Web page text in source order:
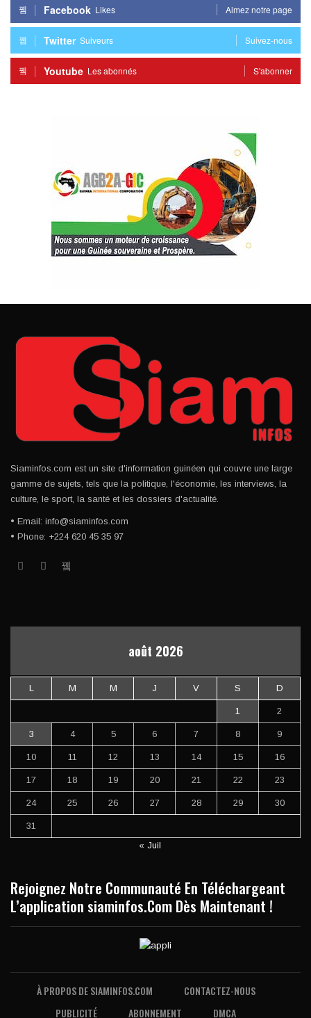
Facebook Likes Aimez notre page
Twitter Suiveurs Suivez-nous
Youtube Les abonnés S'abonner
Siaminfos.com est un site d'information guinéen qui couvre une large
gamme de sujets, tels que la politique, l'économie, les interviews, la
culture, le sport, la santé et les dossiers d'actualité.
• Email: info@siaminfos.com
• Phone: +224 620 45 35 97
août 2026
L M M J V S D
1 2
3 4 5 6 7 8 9
10 11 12 13 14 15 16
17 18 19 20 21 22 23
24 25 26 27 28 29 30
31
« Juil
Rejoignez Notre Communauté En Téléchargeant
L’application siaminfos.Com Dès Maintenant !
À PROPOS DE SIAMINFOS.COM
CONTACTEZ-NOUS
PUBLICITÉ
ABONNEMENT DMCA